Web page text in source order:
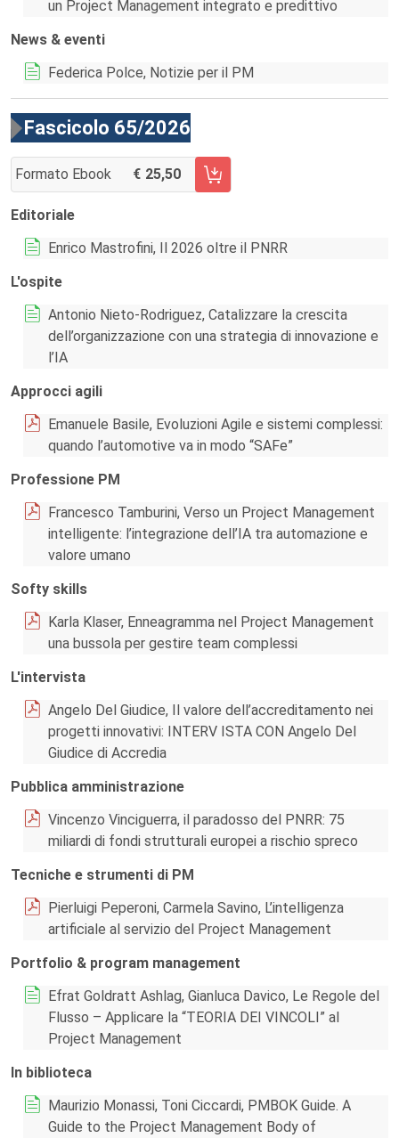
un Project Management integrato e predittivo
News & eventi
Federica Polce, Notizie per il PM
Fascicolo 65/2026
Formato Ebook 25,50
AGGIUNGI AL CARRELLO FASCICOLO 65/2026
Editoriale
Enrico Mastrofini, Il 2026 oltre il PNRR
L'ospite
Antonio Nieto-Rodriguez, Catalizzare la crescita
dell’organizzazione con una strategia di innovazione e
l’IA
Approcci agili
Emanuele Basile, Evoluzioni Agile e sistemi complessi:
quando l’automotive va in modo “SAFe”
Professione PM
Francesco Tamburini, Verso un Project Management
intelligente: l’integrazione dell’IA tra automazione e
valore umano
Softy skills
Karla Klaser, Enneagramma nel Project Management
una bussola per gestire team complessi
L'intervista
Angelo Del Giudice, Il valore dell’accreditamento nei
progetti innovativi: INTERV ISTA CON Angelo Del
Giudice di Accredia
Pubblica amministrazione
Vincenzo Vinciguerra, il paradosso del PNRR: 75
miliardi di fondi strutturali europei a rischio spreco
Tecniche e strumenti di PM
Pierluigi Peperoni, Carmela Savino, L’intelligenza
artificiale al servizio del Project Management
Portfolio & program management
Efrat Goldratt Ashlag, Gianluca Davico, Le Regole del
Flusso – Applicare la “TEORIA DEI VINCOLI” al
Project Management
In biblioteca
Maurizio Monassi, Toni Ciccardi, PMBOK Guide. A
Guide to the Project Management Body of